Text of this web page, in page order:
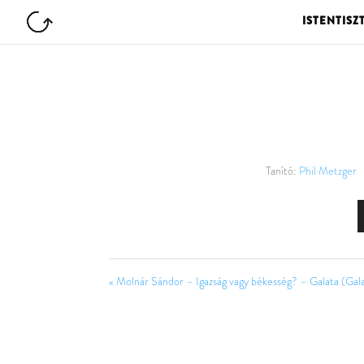
Tanító: Phil Metzger
« Molnár Sándor – Igazság vagy békesség? – Galata